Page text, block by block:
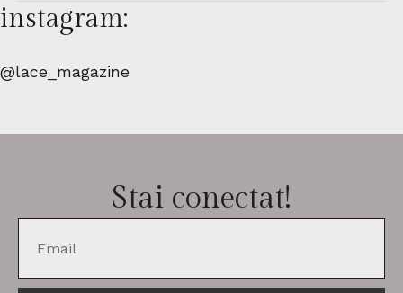
instagram:
@lace_magazine
Stai conectat!